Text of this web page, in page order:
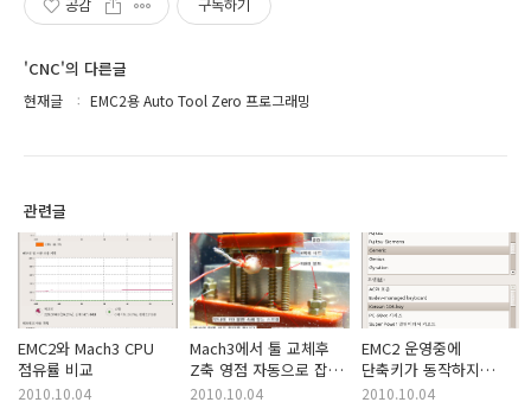
공감 구독하기
'CNC'의 다른글
현재글 EMC2용 Auto Tool Zero 프로그래밍
관련글
EMC2와 Mach3 CPU
점유률 비교
2010.10.04
Mach3에서 툴 교체후
Z축 영점 자동으로 잡기
(Auto ToolZero)
2010.10.04
EMC2 운영중에
단축키가 동작하지
않으면 nabi로 바꿉니다.
2010.10.04